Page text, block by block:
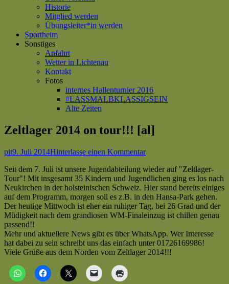
Historie
Mitglied werden
Übungsleiter*in werden
Sportheim
Sonstiges
Anfahrt
Wetter in Lichtenau
Kontakt
Fotos
internes Hallenturnier 2016
#LASSMALBKLASSIGSEIN
Alte Zeiten
Zeltlager 2014 on tour!!! [al]
Autor
pitVeröffentlicht
9. Juli 2014Hinterlasse einen Kommentarzu
2014
on
tour!!!
[al]
Seit dem 7. Juli ist unsere Jugendabteilung wieder auf "Zeltlager-
Tour"! Mit insgesamt 35 Kindern und Jugendlichen ging es los nach
Neukirchen in der holsteinischen Schweiz. Hier stand bereits einiges
auf dem Programm, morgen soll es z.B. in den Hansa-Park gehen.
Der heutige Mittwoch ist eher ein ruhiger Tag, bei 26 Grad und der
Müdigkeit nach dem grandiosen WM-Finaleinzug ist chillen genau
passend!!
Mehr und aktuellere News gibt es über WhatsApp. Wer Interesse
hat dabei zu sein schreibt uns das einfach unter 01726169986!
Viele Grüße aus dem Norden vom Zeltlager 2014!!!